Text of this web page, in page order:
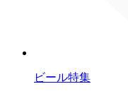
ビール特集